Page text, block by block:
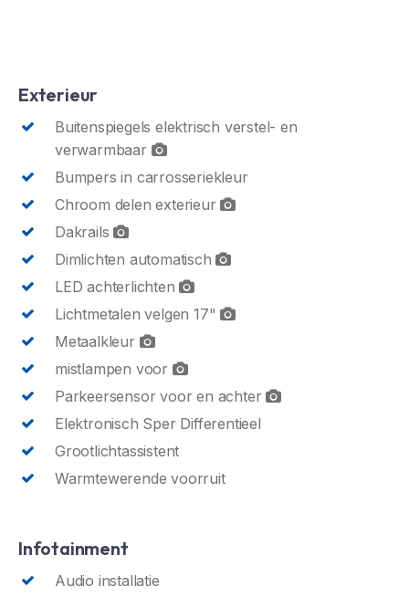
Exterieur
Buitenspiegels elektrisch verstel- en
verwarmbaar
Bumpers in carrosseriekleur
Chroom delen exterieur
Dakrails
Dimlichten automatisch
LED achterlichten
Lichtmetalen velgen 17"
Metaalkleur
mistlampen voor
Parkeersensor voor en achter
Elektronisch Sper Differentieel
Grootlichtassistent
Warmtewerende voorruit
Infotainment
Audio installatie